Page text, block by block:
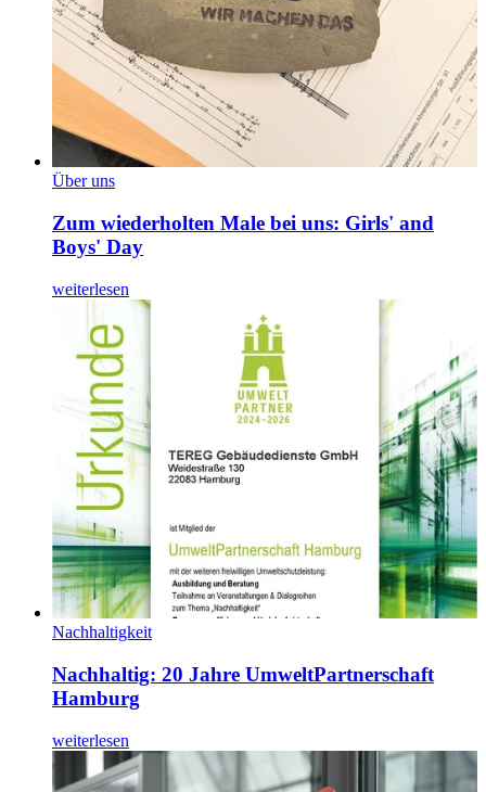
Über uns
Zum wiederholten Male bei uns: Girls' and
Boys' Day
weiterlesen
Nachhaltigkeit
Nachhaltig: 20 Jahre UmweltPartnerschaft
Hamburg
weiterlesen